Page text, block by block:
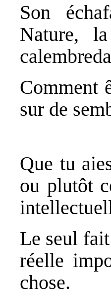
Son
Nature,
Comment
sur de
Que tu
ou plutôt
Le seul
réelle
chose.